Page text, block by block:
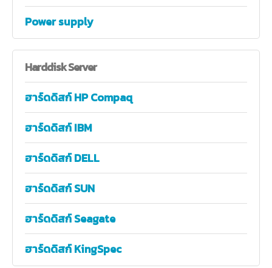
Power supply
HarddiskServer
ฮาร์ดดิสก์ HP Compaq
ฮาร์ดดิสก์ IBM
ฮาร์ดดิสก์ DELL
ฮาร์ดดิสก์ SUN
ฮาร์ดดิสก์ Seagate
ฮาร์ดดิสก์ KingSpec